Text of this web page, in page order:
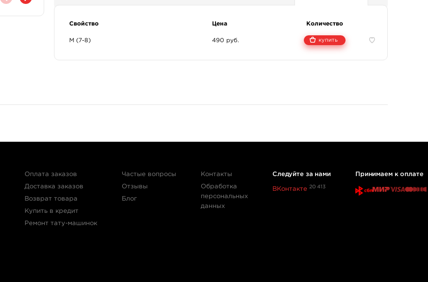
Свойство Цена Количество
M (7-8) 490 руб. купить
Оплата заказов
Доставка заказов
Возврат товара
Купить в кредит
Ремонт тату-машинок
Частые вопросы
Отзывы
Блог
Контакты
Обработка
персональных
данных
Следуйте за нами
ВКонтакте 20 413
Принимаем к оплате